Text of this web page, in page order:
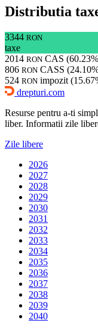
Distributia
3344 RON
taxe
2014 RON CAS
806 RON CASS
524 RON impozit
drepturi.com
Resurse pentru a-ti
liber. Informatii zile
Zile libere
2026
2027
2028
2029
2030
2031
2032
2033
2034
2035
2036
2037
2038
2039
2040